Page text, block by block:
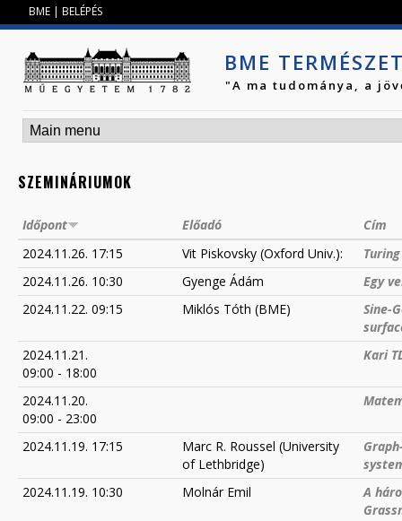
BME | BELÉPÉS
BME
"A ma tudománya, a
SZEMINÁRIUMOK
Időpont Előadó
Cím
2024.11.26. 17:15
Vit Piskovsky (Oxford Univ.):
2024.11.26. 10:30
Gyenge Ádám
Egy
2024.11.22. 09:15
Miklós Tóth (BME)
Sine-
2024.11.21.
09:00 - 18:00
Kari
2024.11.20.
09:00 - 23:00
2024.11.19. 17:15
Marc R. Roussel (University
of Lethbridge)
2024.11.19. 10:30
Molnár Emil
A